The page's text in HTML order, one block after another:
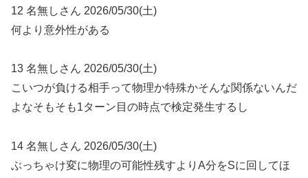
12 名無しさん 2026/05/30(土)
何より意外性がある
13 名無しさん 2026/05/30(土)
こいつが負ける相手って物理か特殊かそんな関係ないんだ
よなそもそも1ターン目の時点で検定発生するし
14 名無しさん 2026/05/30(土)
ぶっちゃけ変に物理の可能性残すよりA分をSに回してほ